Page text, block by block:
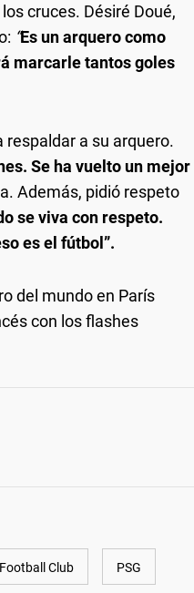
cruces. Désiré Doué,
“Es un arquero como
marcarle tantos goles
respaldar a su arquero.
Se ha vuelto un mejor
Además, pidió respeto
se viva con respeto.
es el fútbol”.
del mundo en París
con los flashes
Club PSG